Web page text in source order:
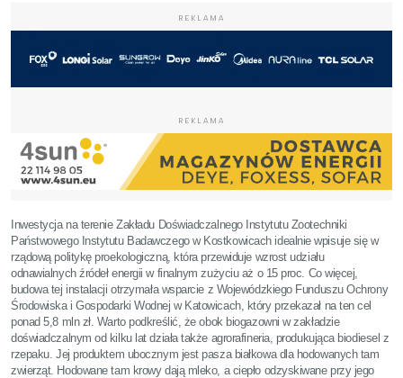
REKLAMA
REKLAMA
Inwestycja na terenie Zakładu Doświadczalnego Instytutu Zootechniki
Państwowego Instytutu Badawczego w Kostkowicach idealnie wpisuje się w
rządową politykę proekologiczną, która przewiduje wzrost udziału
odnawialnych źródeł energii w finalnym zużyciu aż o 15 proc. Co więcej,
budowa tej instalacji otrzymała wsparcie z Wojewódzkiego Funduszu Ochrony
Środowiska i Gospodarki Wodnej w Katowicach, który przekazał na ten cel
ponad 5,8 mln zł. Warto podkreślić, że obok biogazowni w zakładzie
doświadczalnym od kilku lat działa także agrorafineria, produkująca biodiesel z
rzepaku. Jej produktem ubocznym jest pasza białkowa dla hodowanych tam
zwierząt. Hodowane tam krowy dają mleko, a ciepło odzyskiwane przy jego